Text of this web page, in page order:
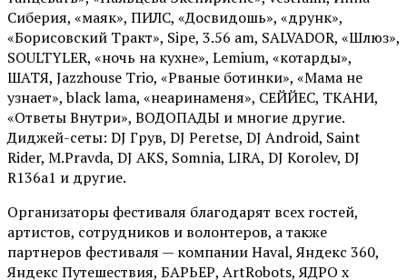
Сиберия, «маяк», ПИЛС, «Досвидошь», «друнк»,
«Борисовский Тракт», Sipe, 3.56 am, SALVADOR, «Шлюз»,
SOULTYLER, «ночь на кухне», Lemium, «котарды»,
ШАТЯ, Jazzhouse Trio, «Рваные ботинки», «Мама не
узнает», black lama, «неаринаменя», СЕЙЙЕС, ТКАНИ,
«Ответы Внутри», ВОДОПАДЫ и многие другие.
Диджей-сеты: DJ Грув, DJ Peretse, DJ Android, Saint
Rider, М.Pravda, DJ AKS, Somnia, LIRA, DJ Korolev, DJ
R136a1 и другие.
Организаторы фестиваля благодарят всех гостей,
артистов, сотрудников и волонтеров, а также
партнеров фестиваля — компании Haval, Яндекс 360,
Яндекс Путешествия, БАРЬЕР, ArtRobots, ЯДРО х